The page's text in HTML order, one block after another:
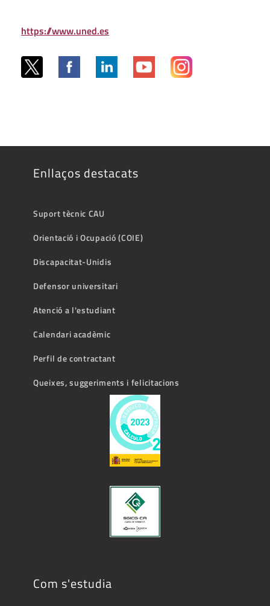
https://www.uned.es
Enllaços destacats
Suport tècnic CAU
Orientació i Ocupació (COIE)
Discapacitat-Unidis
Defensor universitari
Atenció a l'estudiant
Calendari acadèmic
Perfil de contractant
Queixes, suggeriments i felicitacions
Com s'estudia